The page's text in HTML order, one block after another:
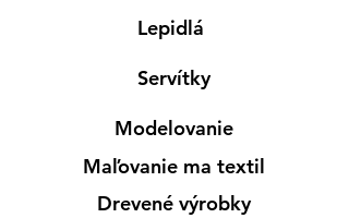
Lepidlá
Servítky
Modelovanie
Maľovanie ma textil
Drevené výrobky